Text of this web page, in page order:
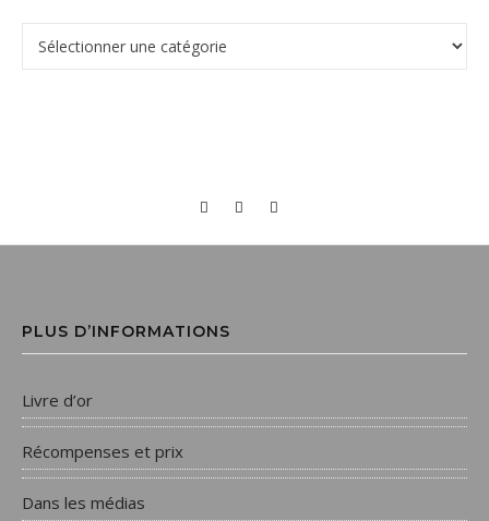
PLUS D’INFORMATIONS
Livre d’or
Récompenses et prix
Dans les médias